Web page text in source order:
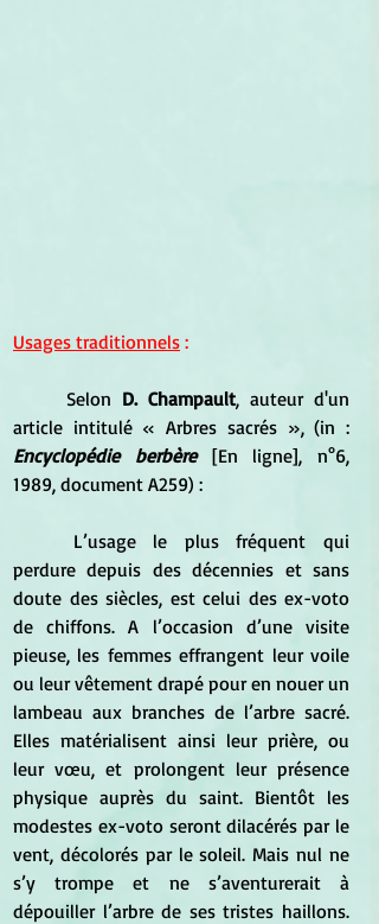
Usages traditionnels :
	Selon
D. Champault, auteur d'un
Encyclopédie berbère [En ligne], n°6,
1989, document A259) :
perdure depuis des décennies et sans
doute des siècles, est celui des ex-voto
de chiffons. A l’occasion d’une visite
pieuse, les femmes effrangent leur voile
ou leur vêtement drapé pour en nouer un
lambeau aux branches de l’arbre sacré.
Elles matérialisent ainsi leur prière, ou
leur vœu, et prolongent leur présence
physique auprès du saint. Bientôt les
modestes ex-voto seront dilacérés par le
vent, décolorés par le soleil. Mais nul ne
s’y trompe et ne s’aventurerait à
dépouiller l’arbre de ses tristes haillons.